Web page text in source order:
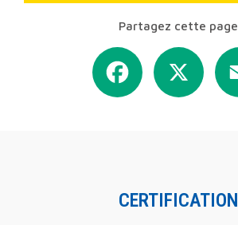
Partagez cette page
Facebook
CERTIFICATION